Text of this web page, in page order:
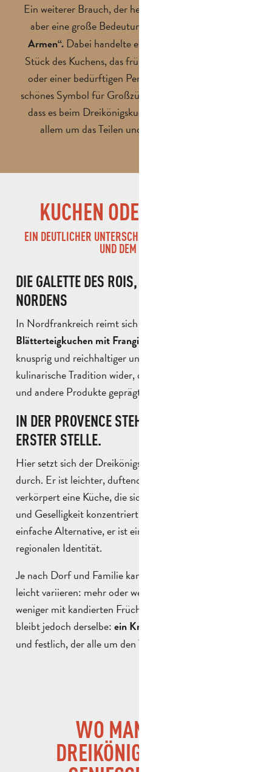
Ein weiterer Brauch, der heute seltener geworden ist,
aber eine große Bedeutung hat, ist
Armen“.Dabei handelte es sich um ein zusätzliches
Stück des Kuchens, das früher dem ersten Passanten
oder einer bedürftigen Person vorbehalten war. Ein
schönes Symbol für Großzügigkeit, das daran erinnert,
dass es beim Dreikönigskuchen in der Provence vor
allem um das Teilen und die Geselligkeit geht.
KUCHEN ODER GALETTE?
EIN DEUTLICHER UNTERSCHIED ZWISCHEN DEM SÜDEN
UND DEM NORDEN
DIE GALETTE DES ROIS, KÖNIGIN DES
NORDENS
In Nordfrankreich reimt sich Epiphanie auf
Blätterteigkuchen mit Frangipane
knusprig und reichhaltiger und spiegelt eine andere
kulinarische Tradition wider, die durch ein anderes Klima
und andere Produkte geprägt wird.
IN DER PROVENCE STEHT DIE BRIOCHE AN
ERSTER STELLE.
Hier setzt sich der Dreikönigskuchen ganz natürlich
durch. Er ist leichter, duftend und farbenfroh und
verkörpert eine Küche, die sich auf Früchte, Aromen
und Geselligkeit konzentriert. Er ist mehr als eine
einfache Alternative, er ist ein stolzes Bekenntnis zur
regionalen Identität.
Je nach Dorf und Familie kann der Dreikönigskuchen
leicht variieren: mehr oder weniger Brioche, mehr oder
weniger mit kandierten Früchten belegt. Der Geist
bleibt jedoch derselbe:ein Kranz zum Teilen
und festlich, der alle um den Tisch versammelt.
WO MAN EINEN
DREIKÖNIGSKUCHEN